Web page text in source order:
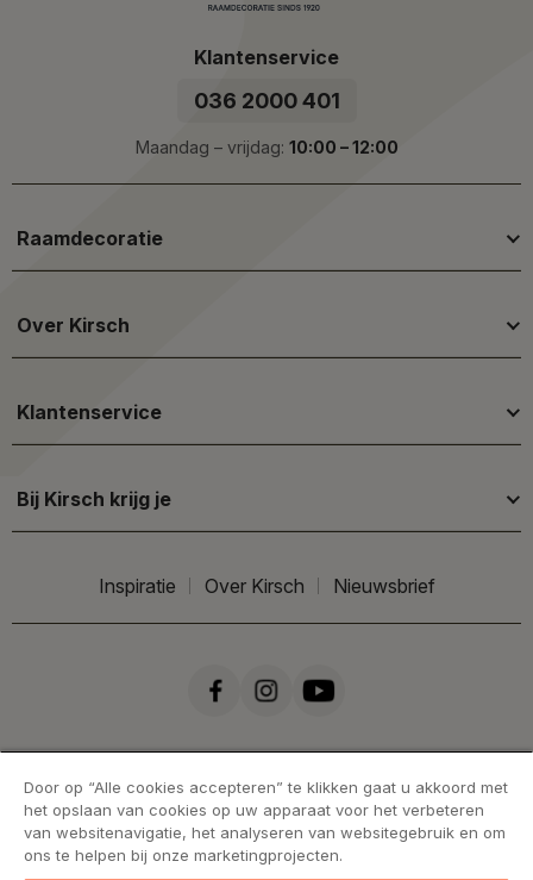
Klantenservice
036 2000 401
Maandag – vrijdag: 10:00 – 12:00
Raamdecoratie
Over Kirsch
Klantenservice
Bij Kirsch krijg je
Inspiratie Over Kirsch Nieuwsbrief
Door op “Alle cookies accepteren” te klikken gaat u akkoord met
het opslaan van cookies op uw apparaat voor het verbeteren
van websitenavigatie, het analyseren van websitegebruik en om
ons te helpen bij onze marketingprojecten.